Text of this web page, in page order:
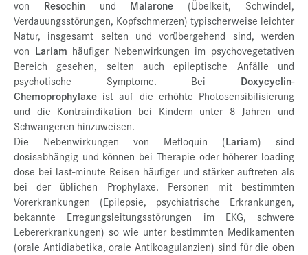
von Resochinund Malarone (Übelkeit, Schwindel,
Verdauungsstörungen, Kopfschmerzen) typischerweise leichter
Natur, insgesamt selten und vorübergehend sind, werden
von Lariam häufiger Nebenwirkungen im psychovegetativen
Bereich gesehen, selten auch epileptische Anfälle und
psychotische Symptome. Bei Doxycyclin-
Chemoprophylaxe ist auf die erhöhte Photosensibilisierung
und die Kontraindikation bei Kindern unter 8 Jahren und
Schwangeren hinzuweisen.
Die Nebenwirkungen von Mefloquin (Lariam) sind
dosisabhängig und können bei Therapie oder höherer loading
dose bei last-minute Reisen häufiger und stärker auftreten als
bei der üblichen Prophylaxe. Personen mit bestimmten
Vorerkrankungen (Epilepsie, psychiatrische Erkrankungen,
bekannte Erregungsleitungsstörungen im EKG, schwere
Lebererkrankungen) so wie unter bestimmten Medikamenten
(orale Antidiabetika, orale Antikoagulanzien) sind für die oben